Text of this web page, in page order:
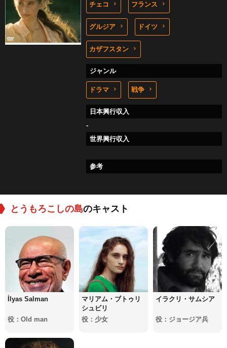
チェコ フランス
グルジア ドイツ
カザフスタン
ジャンル
ドラマ 戦争
日本興行収入
-
世界興行収入
参考
とうもろこしの島のキャスト
İlyas Salman
役：Old man
マリアム・ブトゥリ
シュビリ
役：少女
イラクリ・サムシア
役：ジョージア兵